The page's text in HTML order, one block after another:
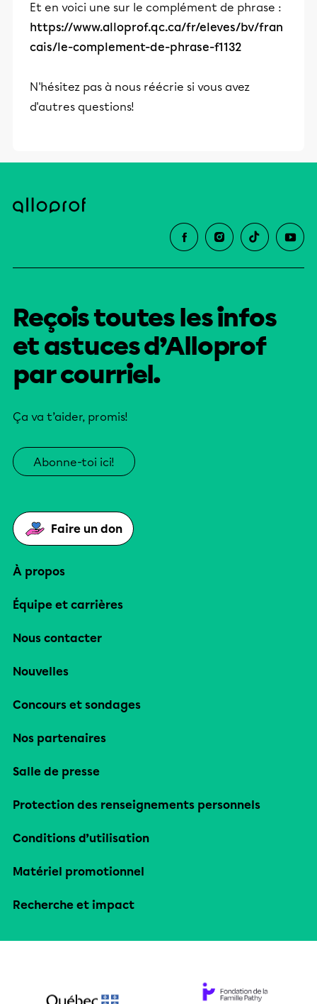
Et en voici une sur le complément de phrase :
https://www.alloprof.qc.ca/fr/eleves/bv/fran
cais/le-complement-de-phrase-f1132
N'hésitez pas à nous réécrie si vous avez
d'autres questions!
Reçois toutes les infos
et astuces d’Alloprof
par courriel.
Ça va t’aider, promis!
Abonne-toi ici!
Faire un don
À propos
Équipe et carrières
Nous contacter
Nouvelles
Concours et sondages
Nos partenaires
Salle de presse
Protection des renseignements personnels
Conditions d’utilisation
Matériel promotionnel
Recherche et impact